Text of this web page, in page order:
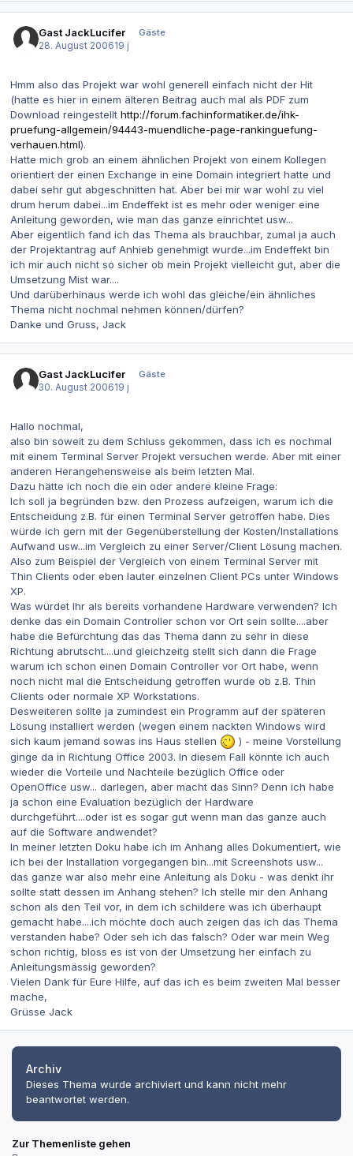
Gast JackLucifer
Gäste
28. August 200619 j
Hmm also das Projekt war wohl generell einfach nicht der Hit
(hatte es hier in einem älteren Beitrag auch mal als PDF zum
Download reingestellt http://forum.fachinformatiker.de/ihk-
pruefung-allgemein/94443-muendliche-page-rankinguefung-
verhauen.html).
Hatte mich grob an einem ähnlichen Projekt von einem Kollegen
orientiert der einen Exchange in eine Domain integriert hatte und
dabei sehr gut abgeschnitten hat. Aber bei mir war wohl zu viel
drum herum dabei...im Endeffekt ist es mehr oder weniger eine
Anleitung geworden, wie man das ganze einrichtet usw...
Aber eigentlich fand ich das Thema als brauchbar, zumal ja auch
der Projektantrag auf Anhieb genehmigt wurde...im Endeffekt bin
ich mir auch nicht so sicher ob mein Projekt vielleicht gut, aber die
Umsetzung Mist war....
Und darüberhinaus werde ich wohl das gleiche/ein ähnliches
Thema nicht nochmal nehmen können/dürfen?
Danke und Gruss, Jack
Gast JackLucifer
Gäste
30. August 200619 j
Hallo nochmal,
also bin soweit zu dem Schluss gekommen, dass ich es nochmal
mit einem Terminal Server Projekt versuchen werde. Aber mit einer
anderen Herangehensweise als beim letzten Mal.
Dazu hätte ich noch die ein oder andere kleine Frage:
Ich soll ja begründen bzw. den Prozess aufzeigen, warum ich die
Entscheidung z.B. für einen Terminal Server getroffen habe. Dies
würde ich gern mit der Gegenüberstellung der Kosten/Installations
Aufwand usw...im Vergleich zu einer Server/Client Lösung machen.
Also zum Beispiel der Vergleich von einem Terminal Server mit
Thin Clients oder eben lauter einzelnen Client PCs unter Windows
XP.
Was würdet Ihr als bereits vorhandene Hardware verwenden? Ich
denke das ein Domain Controller schon vor Ort sein sollte....aber
habe die Befürchtung das das Thema dann zu sehr in diese
Richtung abrutscht....und gleichzeitg stellt sich dann die Frage
warum ich schon einen Domain Controller vor Ort habe, wenn
noch nicht mal die Entscheidung getroffen wurde ob z.B. Thin
Clients oder normale XP Workstations.
Desweiteren sollte ja zumindest ein Programm auf der späteren
Lösung installiert werden (wegen einem nackten Windows wird
sich kaum jemand sowas ins Haus stellen
) - meine Vorstellung
ginge da in Richtung Office 2003. In diesem Fall könnte ich auch
wieder die Vorteile und Nachteile bezüglich Office oder
OpenOffice usw... darlegen, aber macht das Sinn? Denn ich habe
ja schon eine Evaluation bezüglich der Hardware
durchgeführt....oder ist es sogar gut wenn man das ganze auch
auf die Software andwendet?
In meiner letzten Doku habe ich im Anhang alles Dokumentiert, wie
ich bei der Installation vorgegangen bin...mit Screenshots usw...
das ganze war also mehr eine Anleitung als Doku - was denkt ihr
sollte statt dessen im Anhang stehen? Ich stelle mir den Anhang
schon als den Teil vor, in dem ich schildere was ich überhaupt
gemacht habe....ich möchte doch auch zeigen das ich das Thema
verstanden habe? Oder seh ich das falsch? Oder war mein Weg
schon richtig, bloss es ist von der Umsetzung her einfach zu
Anleitungsmässig geworden?
Vielen Dank für Eure Hilfe, auf das ich es beim zweiten Mal besser
mache,
Grüsse Jack
Archiv
Dieses Thema wurde archiviert und kann nicht mehr
beantwortet werden.
Zur Themenliste gehen